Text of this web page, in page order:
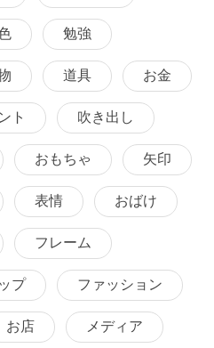
勉強
道具 お金
ト 吹き出し
おもちゃ 矢印
表情 おばけ
フレーム
プ ファッション
お店 メディア